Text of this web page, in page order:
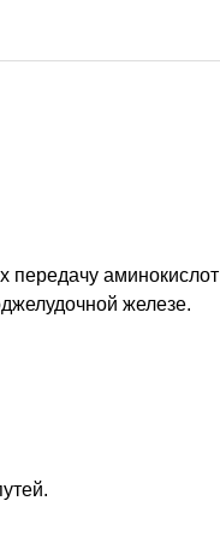
передачу аминокислот
железе.